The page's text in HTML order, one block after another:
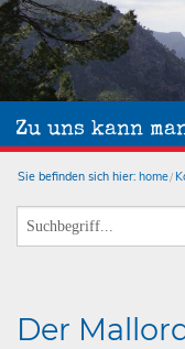
Zu uns kann
Sie befinden sich hier: home
Der